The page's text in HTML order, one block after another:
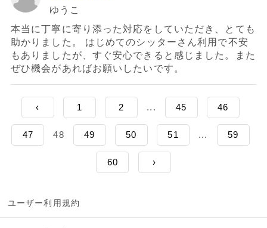
ゆうこ
本当に丁寧に寄り添った対応をしていただき、とても
助かりました。 はじめてのシッターさん利用で不安
もありましたが、すぐ安心できると感じました。また
ぜひ機会があればお願いしたいです。
‹ 1 2 ... 45 46
47 48 49 50 51 ... 59
60 ›
ユーザー利用規約